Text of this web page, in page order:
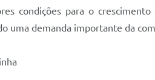
condições para o
uma demanda importante da